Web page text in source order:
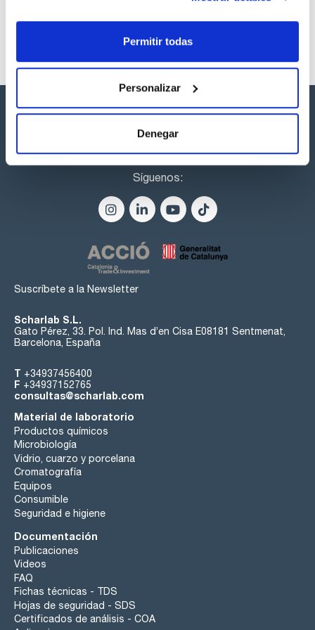
Permitir todas
Personalizar
Denegar
Síguenos:
Suscríbete a la Newsletter
Scharlab S.L.
Gato Pérez, 33. Pol. Ind. Mas d’en Cisa E08181 Sentmenat,
Barcelona, España
T +34937456400
F +34937152765
consultas@scharlab.com
Material de laboratorio
Productos químicos
Microbiología
Vidrio, cuarzo y porcelana
Cromatografía
Equipos
Consumible
Seguridad e higiene
Documentación
Publicaciones
Videos
FAQ
Fichas técnicas - TDS
Hojas de seguridad - SDS
Certificados de análisis - COA